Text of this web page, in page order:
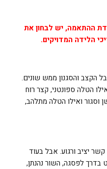
ההתאמה, יש לבחון את
הלידה המדויקים.
הקצב והסגנון ממש שונים.
הטלה ספונטני, קצר רוח
וסגור ואילו הטלה מתלהב,
יציב ורגוע. אבל בעוד
בדרך לפסגה, השור נהנתן,